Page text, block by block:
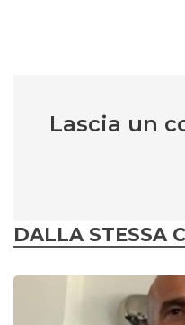
Lascia un
DALLA STESSA